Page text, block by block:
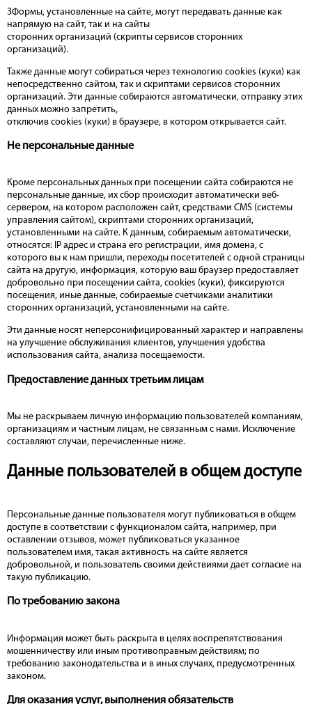
3Формы, установленные на сайте, могут передавать данные как
напрямую на сайт, так и на сайты
сторонних организаций (скрипты сервисов сторонних
организаций).
Также данные могут собираться через технологию cookies (куки) как
непосредственно сайтом, так и скриптами сервисов сторонних
организаций. Эти данные собираются автоматически, отправку этих
данных можно запретить,
отключив cookies (куки) в браузере, в котором открывается сайт.
Не персональные данные
Кроме персональных данных при посещении сайта собираются не
персональные данные, их сбор происходит автоматически веб-
сервером, на котором расположен сайт, средствами CMS (системы
управления сайтом), скриптами сторонних организаций,
установленными на сайте. К данным, собираемым автоматически,
относятся: IP адрес и страна его регистрации, имя домена, с
которого вы к нам пришли, переходы посетителей с одной страницы
сайта на другую, информация, которую ваш браузер предоставляет
добровольно при посещении сайта, cookies (куки), фиксируются
посещения, иные данные, собираемые счетчиками аналитики
сторонних организаций, установленными на сайте.
Эти данные носят неперсонифицированный характер и направлены
на улучшение обслуживания клиентов, улучшения удобства
использования сайта, анализа посещаемости.
Предоставление данных третьим лицам
Мы не раскрываем личную информацию пользователей компаниям,
организациям и частным лицам, не связанным с нами. Исключение
составляют случаи, перечисленные ниже.
Данные пользователей в общем доступе
Персональные данные пользователя могут публиковаться в общем
доступе в соответствии с функционалом сайта, например, при
оставлении отзывов, может публиковаться указанное
пользователем имя, такая активность на сайте является
добровольной, и пользователь своими действиями дает согласие на
такую публикацию.
По требованию закона
Информация может быть раскрыта в целях воспрепятствования
мошенничеству или иным противоправным действиям; по
требованию законодательства и в иных случаях, предусмотренных
законом.
Для оказания услуг, выполнения обязательств